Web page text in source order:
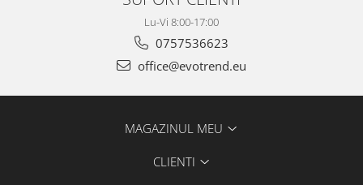
Lu-Vi 8:00-17:00
0757536623
office@evotrend.eu
MAGAZINUL MEU
CLIENTI